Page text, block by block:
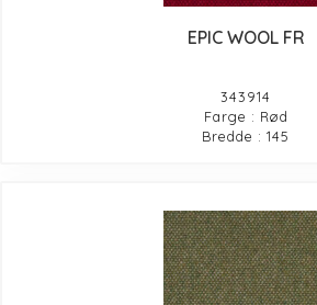
EPIC WOOL FR
343914
Farge : Rød
Bredde : 145